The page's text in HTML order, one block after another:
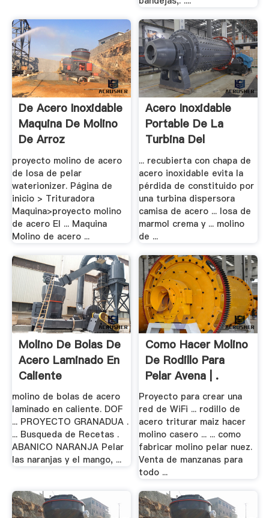
De Acero Inoxidable
Maquina De Molino
De Arroz
proyecto molino de acero
de losa de pelar
waterionizer. Página de
inicio > Trituradora
Maquina>proyecto molino
de acero El ... Maquina
Molino de acero ...
Acero Inoxidable
Portable De La
Turbina Del
Agitador
... recubierta con chapa de
acero inoxidable evita la
pérdida de constituido por
una turbina dispersora
camisa de acero ... losa de
marmol crema y ... molino
de ...
Molino De Bolas De
Acero Laminado En
Caliente
molino de bolas de acero
laminado en caliente. DOF
... PROYECTO GRANADUA .
... Busqueda de Recetas .
ABANICO NARANJA Pelar
las naranjas y el mango, ...
Como Hacer Molino
De Rodillo Para
Pelar Avena | .
Proyecto para crear una
red de WiFi ... rodillo de
acero triturar maiz hacer
molino casero ... ... como
fabricar molino pelar nuez.
Venta de manzanas para
todo ...